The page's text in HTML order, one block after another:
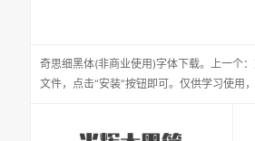
奇思细黑体(非商业使用)字体下载。 上一个：
文件，点击“安装”按钮即可。仅供学习使用